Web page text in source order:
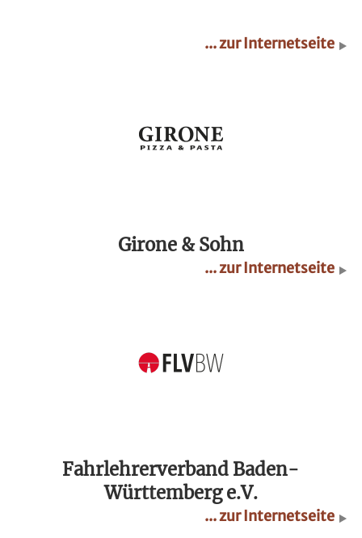
... zur Internetseite
Girone & Sohn
... zur Internetseite
Fahrlehrerverband Baden-
Württemberg e.V.
... zur Internetseite